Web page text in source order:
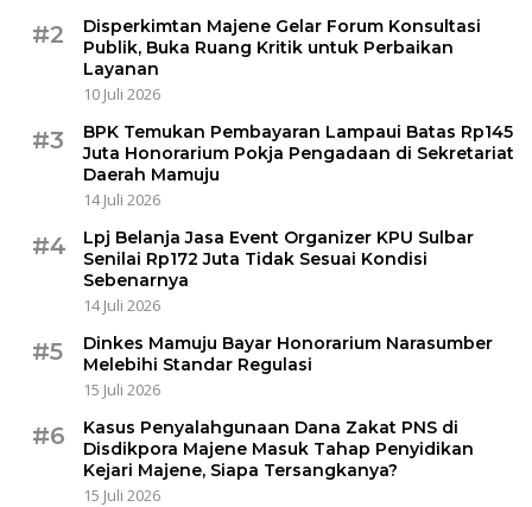
#2
Disperkimtan Majene Gelar Forum Konsultasi
Publik, Buka Ruang Kritik untuk Perbaikan
Layanan
10 Juli 2026
#3
BPK Temukan Pembayaran Lampaui Batas Rp145
Juta Honorarium Pokja Pengadaan di Sekretariat
Daerah Mamuju
14 Juli 2026
#4
Lpj Belanja Jasa Event Organizer KPU Sulbar
Senilai Rp172 Juta Tidak Sesuai Kondisi
Sebenarnya
14 Juli 2026
#5
Dinkes Mamuju Bayar Honorarium Narasumber
Melebihi Standar Regulasi
15 Juli 2026
#6
Kasus Penyalahgunaan Dana Zakat PNS di
Disdikpora Majene Masuk Tahap Penyidikan
Kejari Majene, Siapa Tersangkanya?
15 Juli 2026